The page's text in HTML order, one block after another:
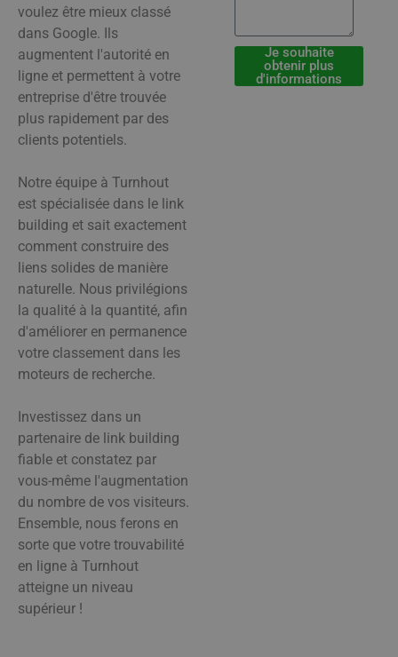
voulez être mieux classé
dans Google. Ils
augmentent l'autorité en
ligne et permettent à votre
entreprise d'être trouvée
plus rapidement par des
clients potentiels.
Notre équipe à Turnhout
est spécialisée dans le link
building et sait exactement
comment construire des
liens solides de manière
naturelle. Nous privilégions
la qualité à la quantité, afin
d'améliorer en permanence
votre classement dans les
moteurs de recherche.
Investissez dans un
partenaire de link building
fiable et constatez par
vous-même l'augmentation
du nombre de vos visiteurs.
Ensemble, nous ferons en
sorte que votre trouvabilité
en ligne à Turnhout
atteigne un niveau
supérieur !
Je souhaite
obtenir plus
d'informations